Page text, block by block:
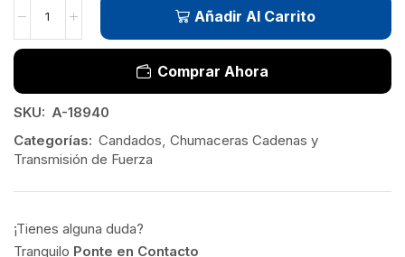
Añadir Al Carrito
Comprar Ahora
SKU: A-18940
Categorías: Candados, Chumaceras Cadenas y
Transmisión de Fuerza
¡Tienes alguna duda?
Tranquilo Ponte en Contacto